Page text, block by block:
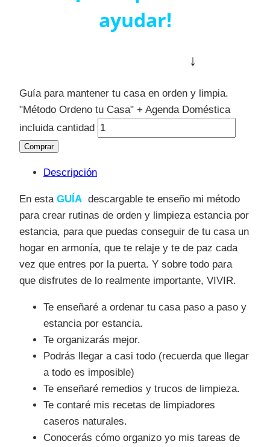
ayudar!
↓
Guía para mantener tu casa en orden y limpia.
"Método Ordeno tu Casa" + Agenda Doméstica
incluida cantidad
Comprar
Descripción
En esta GUÍA descargable te enseño mi método
para crear rutinas de orden y limpieza estancia por
estancia, para que puedas conseguir de tu casa un
hogar en armonía, que te relaje y te de paz cada
vez que entres por la puerta. Y sobre todo para
que disfrutes de lo realmente importante, VIVIR.
Te enseñaré a ordenar tu casa paso a paso y
estancia por estancia.
Te organizarás mejor.
Podrás llegar a casi todo (recuerda que llegar
a todo es imposible)
Te enseñaré remedios y trucos de limpieza.
Te contaré mis recetas de limpiadores
caseros naturales.
Conocerás cómo organizo yo mis tareas de